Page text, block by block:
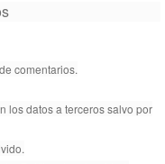
comentarios.
los datos a terceros salvo por